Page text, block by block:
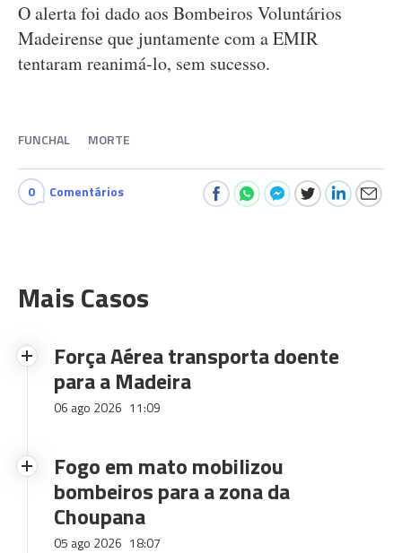
O alerta foi dado aos Bombeiros Voluntários
Madeirense que juntamente com a EMIR
tentaram reanimá-lo, sem sucesso.
FUNCHAL MORTE
0 Comentários
Mais Casos
Força Aérea transporta doente
para a Madeira
06 ago 2026 11:09
Fogo em mato mobilizou
bombeiros para a zona da
Choupana
05 ago 2026 18:07